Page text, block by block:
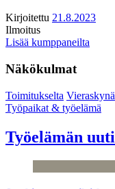
Kirjoitettu 21.8.2023
Ilmoitus
Lisää kumppaneilta
Näkökulmat
Toimitukselta Vieraskynä
Työpaikat & työelämä
Työelämän